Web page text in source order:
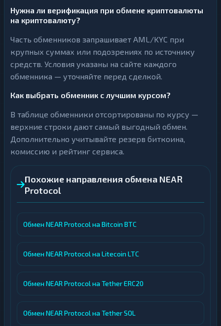
Нужна ли верификация при обмене криптовалюты
на криптовалюту?
Часть обменников запрашивает AML/KYC при
крупных суммах или подозрениях по источнику
средств. Условия указаны на сайте каждого
обменника — уточняйте перед сделкой.
Как выбрать обменник с лучшим курсом?
В таблице обменники отсортированы по курсу —
верхние строки дают самый выгодный обмен.
Дополнительно учитывайте резерв биткоина,
комиссию и рейтинг сервиса.
Похожие направления обмена NEAR
Protocol
Обмен NEAR Protocol на Bitcoin BTC
Обмен NEAR Protocol на Litecoin LTC
Обмен NEAR Protocol на Tether ERC20
Обмен NEAR Protocol на Tether SOL